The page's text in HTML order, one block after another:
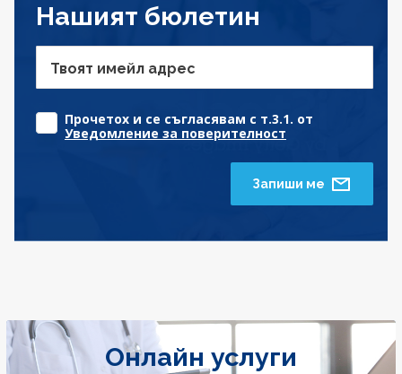
Нашият бюлетин
Твоят имейл адрес
Прочетох и се съгласявам с т.3.1. от
Уведомление за поверителност
Запиши ме
Онлайн услуги